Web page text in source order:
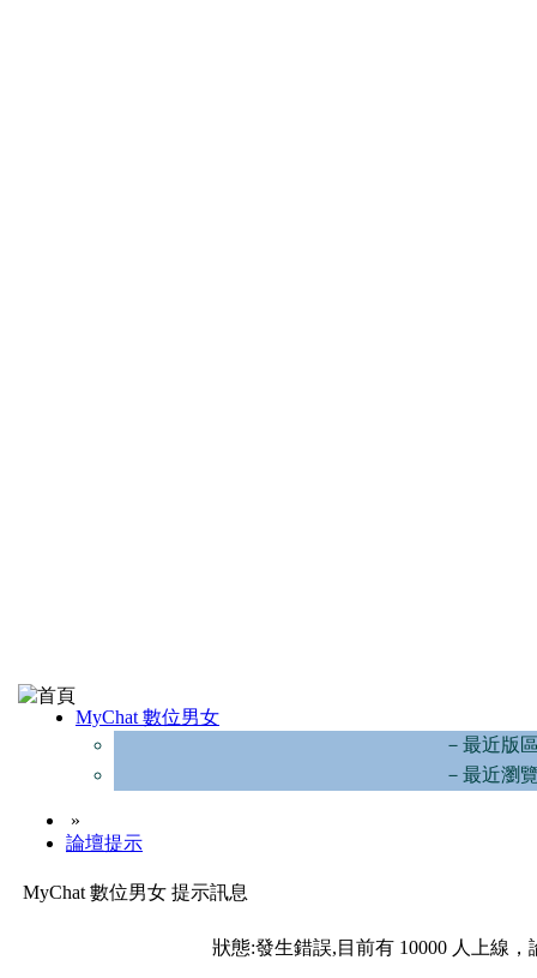
MyChat 數位男女
－最近版
－最近瀏
»
論壇提示
MyChat 數位男女 提示訊息
狀態:發生錯誤,目前有 10000 人上線